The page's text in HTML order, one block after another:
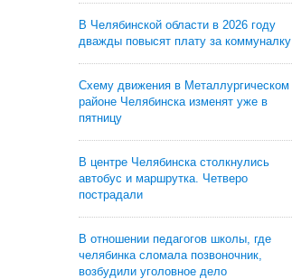
В Челябинской области в 2026 году
дважды повысят плату за коммуналку
Схему движения в Металлургическом
районе Челябинска изменят уже в
пятницу
В центре Челябинска столкнулись
автобус и маршрутка. Четверо
пострадали
В отношении педагогов школы, где
челябинка сломала позвоночник,
возбудили уголовное дело